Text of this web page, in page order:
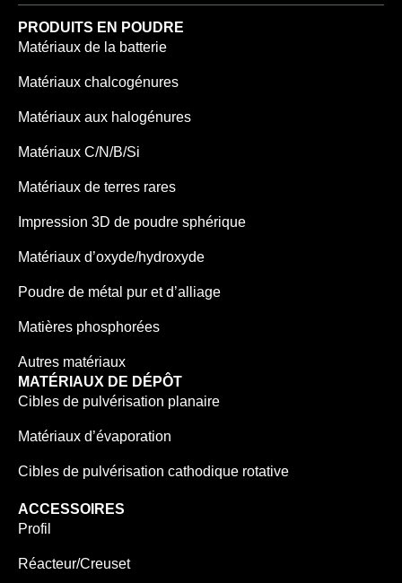
PRODUITS EN POUDRE
Matériaux de la batterie
Matériaux chalcogénures
Matériaux aux halogénures
Matériaux C/N/B/Si
Matériaux de terres rares
Impression 3D de poudre sphérique
Matériaux d’oxyde/hydroxyde
Poudre de métal pur et d’alliage
Matières phosphorées
Autres matériaux
MATÉRIAUX DE DÉPÔT
Cibles de pulvérisation planaire
Matériaux d’évaporation
Cibles de pulvérisation cathodique rotative
ACCESSOIRES
Profil
Réacteur/Creuset